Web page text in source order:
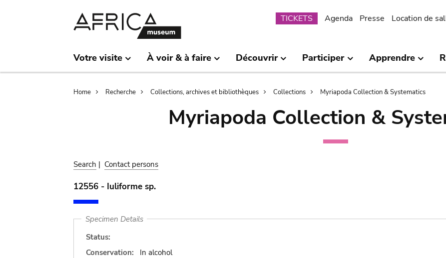
Submenu
TICKETS Agenda Presse Location de
Votre visite À voir & à faire Découvrir Participer Apprendre
Breadcrumb
Home Recherche Collections, archives et bibliothèques Collections Myriapoda Collection & Systematics
Myriapoda Collection &
Search | Contact persons
12556 - Iuliforme sp.
Specimen Details
Status:
Conservation:
In alcohol